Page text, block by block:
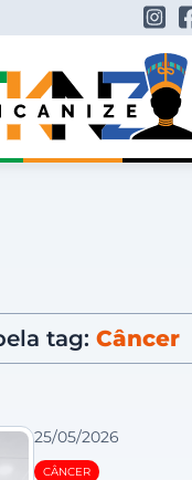
tag: Câncer
25/05/2026
CÂNCER